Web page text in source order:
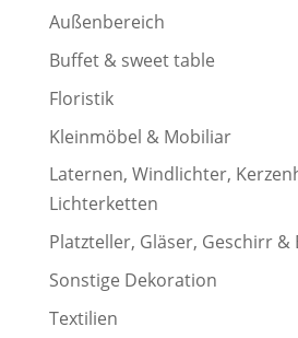
Außenbereich
Buffet & sweet table
Floristik
Kleinmöbel & Mobiliar
Laternen, Windlichter,
Lichterketten
Platzteller, Gläser, Geschirr &
Sonstige Dekoration
Textilien